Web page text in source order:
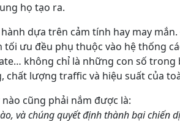
họ tạo ra.
dựa trên cảm tính hay may
ưu đều phụ thuộc vào hệ thống
không chỉ là những con số trong
chất lượng traffic và hiệu suất của
cũng phải nắm được là:
và chúng quyết định thành bại chiến